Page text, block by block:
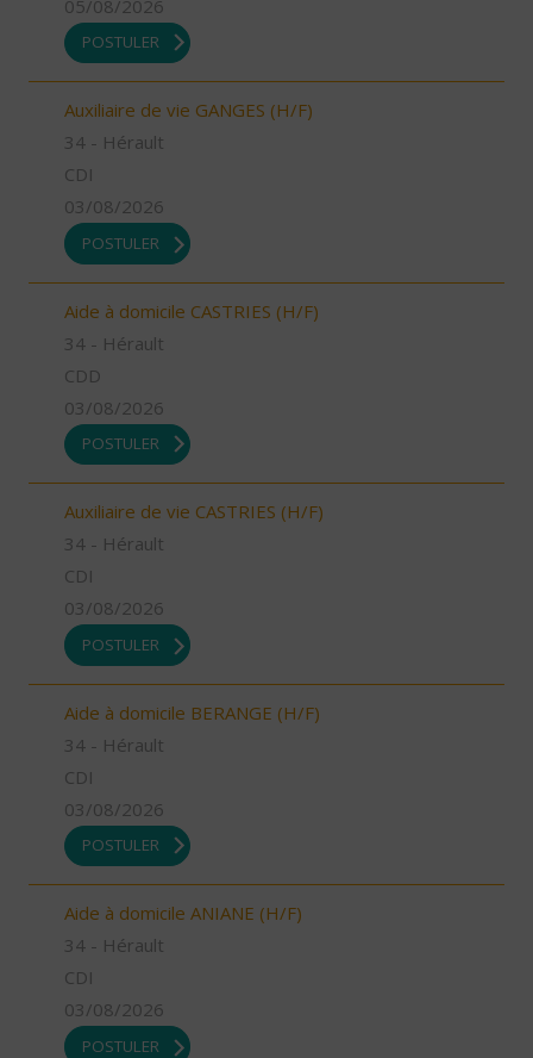
05/08/2026
POSTULER
Auxiliaire de vie GANGES (H/F)
34 - Hérault
CDI
03/08/2026
POSTULER
Aide à domicile CASTRIES (H/F)
34 - Hérault
CDD
03/08/2026
POSTULER
Auxiliaire de vie CASTRIES (H/F)
34 - Hérault
CDI
03/08/2026
POSTULER
Aide à domicile BERANGE (H/F)
34 - Hérault
CDI
03/08/2026
POSTULER
Aide à domicile ANIANE (H/F)
34 - Hérault
CDI
03/08/2026
POSTULER